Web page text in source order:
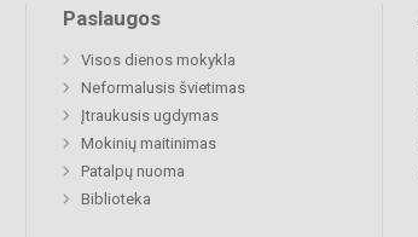
Paslaugos
Visos dienos mokykla
Neformalusis švietimas
Įtraukusis ugdymas
Mokinių maitinimas
Patalpų nuoma
Biblioteka